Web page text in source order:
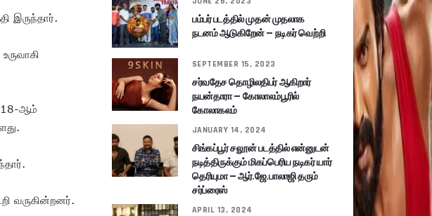
இருந்தார்.
ஆம்
வருகின்றனர்.
பம்பர் படத்தில் முதன் முதலாக
நடனம் ஆடுகிறேன் – நடிகர் வெற்றி
SEPTEMBER 15, 2023
சர்வதேச தொழிலதிபர் ஆகிறார்
நயன்தாரா – கோலாலம்பூரில்
கோலாகலம்
JANUARY 14, 2024
சிங்கப்பூர் சலூன் படத்தில் என்னுடன்
நடித்திருக்கும் மிகப்பெரிய நடிகர் யார்
தெரியுமா – ஆர்.ஜே.பாலாஜி தரும்
சர்ப்ரைஸ்
APRIL 13, 2024